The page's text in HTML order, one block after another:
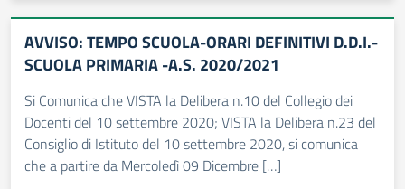
AVVISO: TEMPO SCUOLA-ORARI DEFINITIVI D.D.I.-
SCUOLA PRIMARIA -A.S. 2020/2021
Si Comunica che VISTA la Delibera n.10 del Collegio dei
Docenti del 10 settembre 2020; VISTA la Delibera n.23 del
Consiglio di Istituto del 10 settembre 2020, si comunica
che a partire da Mercoledì 09 Dicembre […]